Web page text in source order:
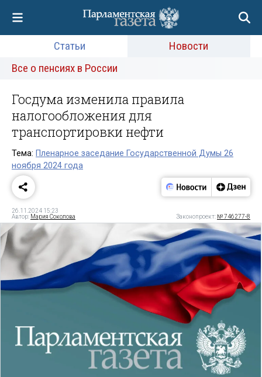
Статьи
Новости
Все о пенсиях в России
Госдума изменила правила
налогообложения для
транспортировки нефти
Тема: Пленарное заседание Государственной Думы 26
ноября 2024 года
26.11.2024 15:23
Автор: Мария Соколова Законопроект: № 746277-8